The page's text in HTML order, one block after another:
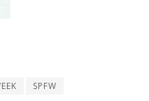
Costa/Divulgação
SPFW